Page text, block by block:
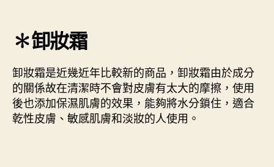
✽卸妝霜
卸妝霜是近幾近年比較新的商品，卸妝霜由於成分
的關係故在清潔時不會對皮膚有太大的摩擦，使用
後也添加保濕肌膚的效果，能夠將水分鎖住，適合
乾性皮膚、敏感肌膚和淡妝的人使用。